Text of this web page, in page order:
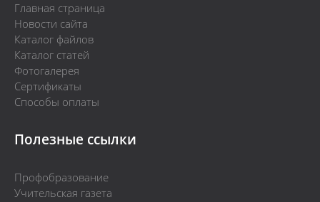
Главная страница
Новости сайта
Каталог файлов
Каталог статей
Фотогалерея
Сертификаты
Способы оплаты
Полезные ссылки
Профобразование
Учительская газета